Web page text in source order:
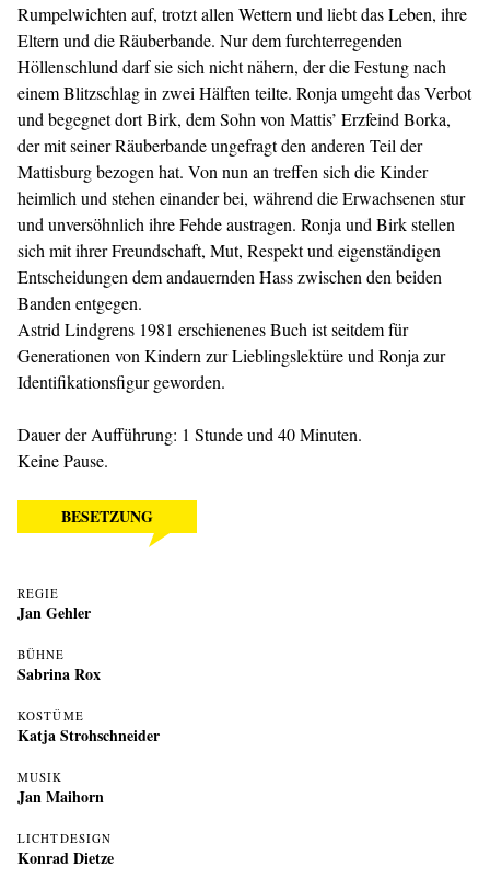
BESETZUNG
REGIE
Jan Gehler
BÜHNE
Sabrina Rox
KOSTÜME
Katja Strohschneider
MUSIK
Jan Maihorn
LICHTDESIGN
Konrad Dietze
Rumpelwichten auf, trotzt allen Wettern und liebt das Leben, ihre
Eltern und die Räuberbande. Nur dem furchterregenden
Höllenschlund darf sie sich nicht nähern, der die Festung nach
einem Blitzschlag in zwei Hälften teilte. Ronja umgeht das Verbot
und begegnet dort Birk, dem Sohn von Mattis’ Erzfeind Borka,
der mit seiner Räuberbande ungefragt den anderen Teil der
Mattisburg bezogen hat. Von nun an treffen sich die Kinder
heimlich und stehen einander bei, während die Erwachsenen stur
und unversöhnlich ihre Fehde austragen. Ronja und Birk stellen
sich mit ihrer Freundschaft, Mut, Respekt und eigenständigen
Entscheidungen dem andauernden Hass zwischen den beiden
Banden entgegen.
Astrid Lindgrens 1981 erschienenes Buch ist seitdem für
Generationen von Kindern zur Lieblingslektüre und Ronja zur
Identifikationsfigur geworden.
Dauer der Aufführung: 1 Stunde und 40 Minuten.
Keine Pause.